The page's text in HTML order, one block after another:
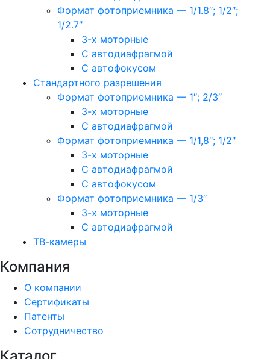
Формат фотоприемника — 1/1.8″; 1/2″;
1/2.7″
3-х моторные
С автодиафрагмой
С автофокусом
Стандартного разрешения
Формат фотоприемника — 1″; 2/3″
3-х моторные
С автодиафрагмой
Формат фотоприемника — 1/1,8″; 1/2″
3-х моторные
С автодиафрагмой
С автофокусом
Формат фотоприемника — 1/3″
3-х моторные
С автодиафрагмой
ТВ-камеры
Компания
О компании
Сертификаты
Патенты
Сотрудничество